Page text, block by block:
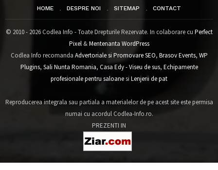
HOME DESPRE NOI SITEMAP CONTACT
© 2010 - 2026 Codlea Info - Toate Drepturile Rezervate. In colaborare cu Perfect
Pixel&Mentenanta WordPress
Codlea Info recomanda Advertoriale si Promovare SEO, Brasov Events, WP
Plugins, Sali Nunta Romania, Casa Edy - Viseu de sus, Echipamente
profesionale pentru saloanesi Lenjerii de pat
Reproducerea integrala sau partiala a materialelor de pe acest site este permisa
numai cu acordul Codlea-Info.ro.
PREZENTI IN